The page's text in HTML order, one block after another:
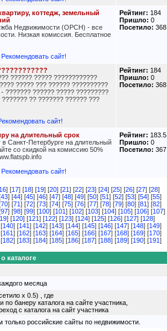
коттедж, земельный
Недвижимости (ОРСН) - все
Низкая комиссия. Бесплатное
Рекомендовать сайт!
Рейтинг: 184
Пришло: 0
Посетило: 368
?????? ????? ????????????
????? ??? ?????? ??????????
??????? ?????? ????? ?????????
?? ??????? ?????? ???
сайт!
Рейтинг: 184
Пришло: 0
Посетило: 368
на длительный срок
Санкт-Петербурге на длительный
со скидкой на комиссию 50%
Рекомендовать сайт!
Рейтинг: 183.5
Пришло: 0
Посетило: 367
16] [17] [18] [19] [20] [21] [22] [23] [24] [25] [26] [27] [28]
43] [44] [45] [46] [47] [48] [49] [50] [51] [52] [53] [54] [55]
70] [71] [72] [73] [74] [75] [76] [77] [78] [79] [80] [81] [82]
97] [98] [99] [100] [101] [102] [103] [104] [105] [106] [107]
] [120] [121] [122] [123] [124] [125] [126] [127] [128]
140] [141] [142] [143] [144] [145] [146] [147] [148] [149]
161] [162] [163] [164] [165] [166] [167] [168] [169] [170]
182] [183] [184] [185] [186] [187] [188] [189] [190] [191]
каталоге
месяца
x 0.5) , где
по банеру каталога на сайте участника,
с каталога на сайт участника
российские сайты по недвижимости.